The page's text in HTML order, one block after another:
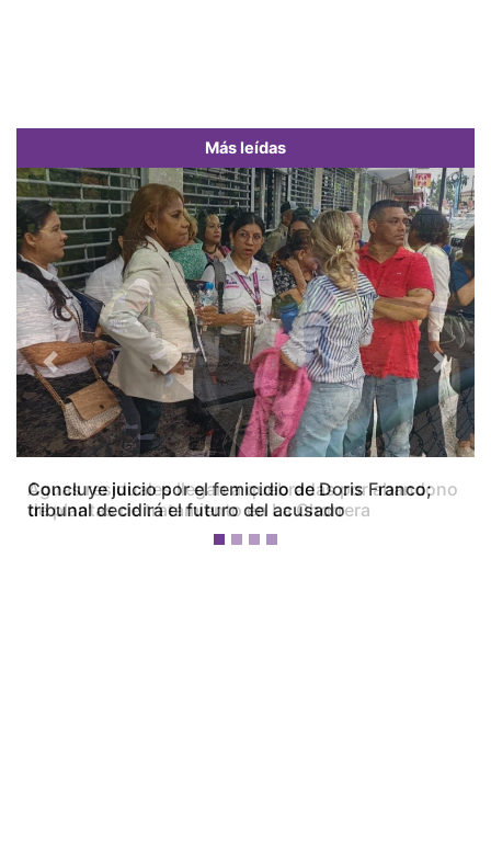
Más leídas
Concluye juicio por el femicidio de Doris Franco;
tribunal decidirá el futuro del acusado
Previous Next